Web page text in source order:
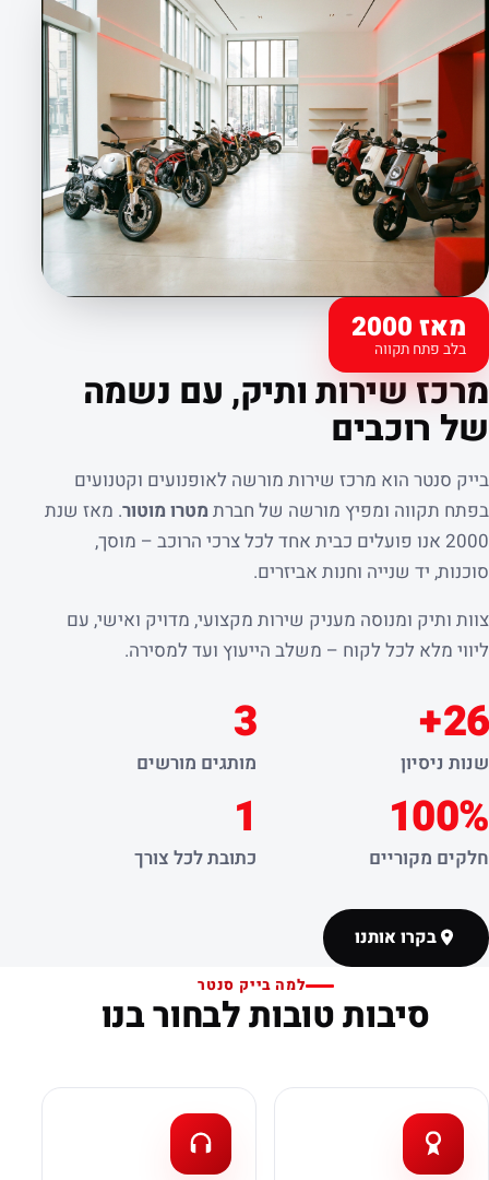
מאז 2000
בלב פתח תקווה
קצת עלינו
מרכז שירות ותיק, עם נשמה
של רוכבים
בייק סנטר הוא מרכז שירות מורשה לאופנועים וקטנועים
בפתח תקווה ומפיץ מורשה של חברת מטרו מוטור. מאז שנת
2000 אנו פועלים כבית אחד לכל צרכי הרוכב – מוסך,
סוכנות, יד שנייה וחנות אביזרים.
צוות ותיק ומנוסה מעניק שירות מקצועי, מדויק ואישי, עם
ליווי מלא לכל לקוח – משלב הייעוץ ועד למסירה.
26+
שנות ניסיון
3
מותגים מורשים
100%
חלקים מקוריים
1
כתובת לכל צורך
בקרו אותנו
למה בייק סנטר
סיבות טובות לבחור בנו